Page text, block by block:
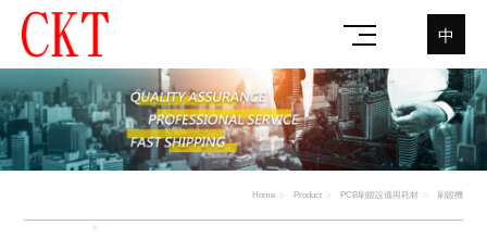
中
Home Product PCB刷鍍設備與耗材 刷鍍機